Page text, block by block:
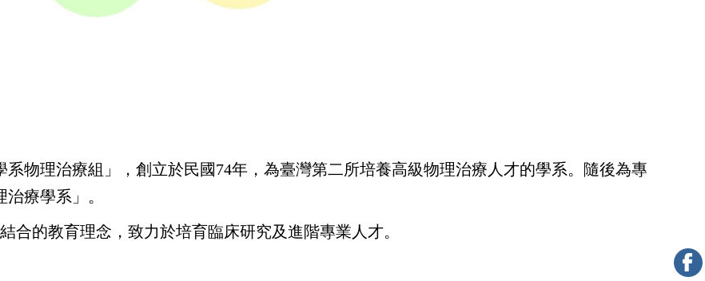
物理治療組」，創立於民國74年，為臺灣第二所培養高級物理治療人才的學系。隨後為專
療學系」。
合的教育理念，致力於培育臨床研究及進階專業人才。